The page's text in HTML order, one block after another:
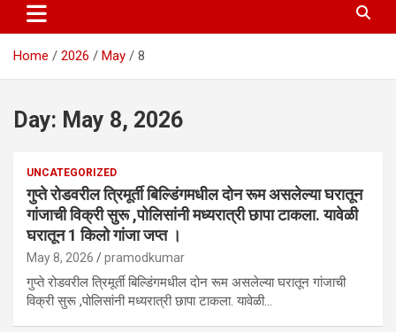
Home 2026 May 8
Day: May 8, 2026
UNCATEGORIZED
गुप्ते रोडवरील त्रिमूर्ती बिल्डिंगमधील दोन रूम असलेल्या घरातून
गांजाची विक्री सुरू ,पोलिसांनी मध्यरात्री छापा टाकला. यावेळी
घरातून 1 किलो गांजा जप्त ।
May 8, 2026 pramodkumar
गुप्ते रोडवरील त्रिमूर्ती बिल्डिंगमधील दोन रूम असलेल्या घरातून गांजाची
विक्री सुरू ,पोलिसांनी मध्यरात्री छापा टाकला. यावेळी…